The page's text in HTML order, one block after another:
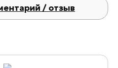
/ отзыв